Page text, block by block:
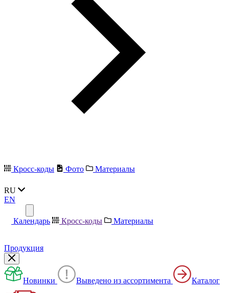
Кросс-коды Фото Материалы
RU
EN
Календарь Кросс-коды Материалы
Продукция
Новинки Выведено из ассортимента Каталог